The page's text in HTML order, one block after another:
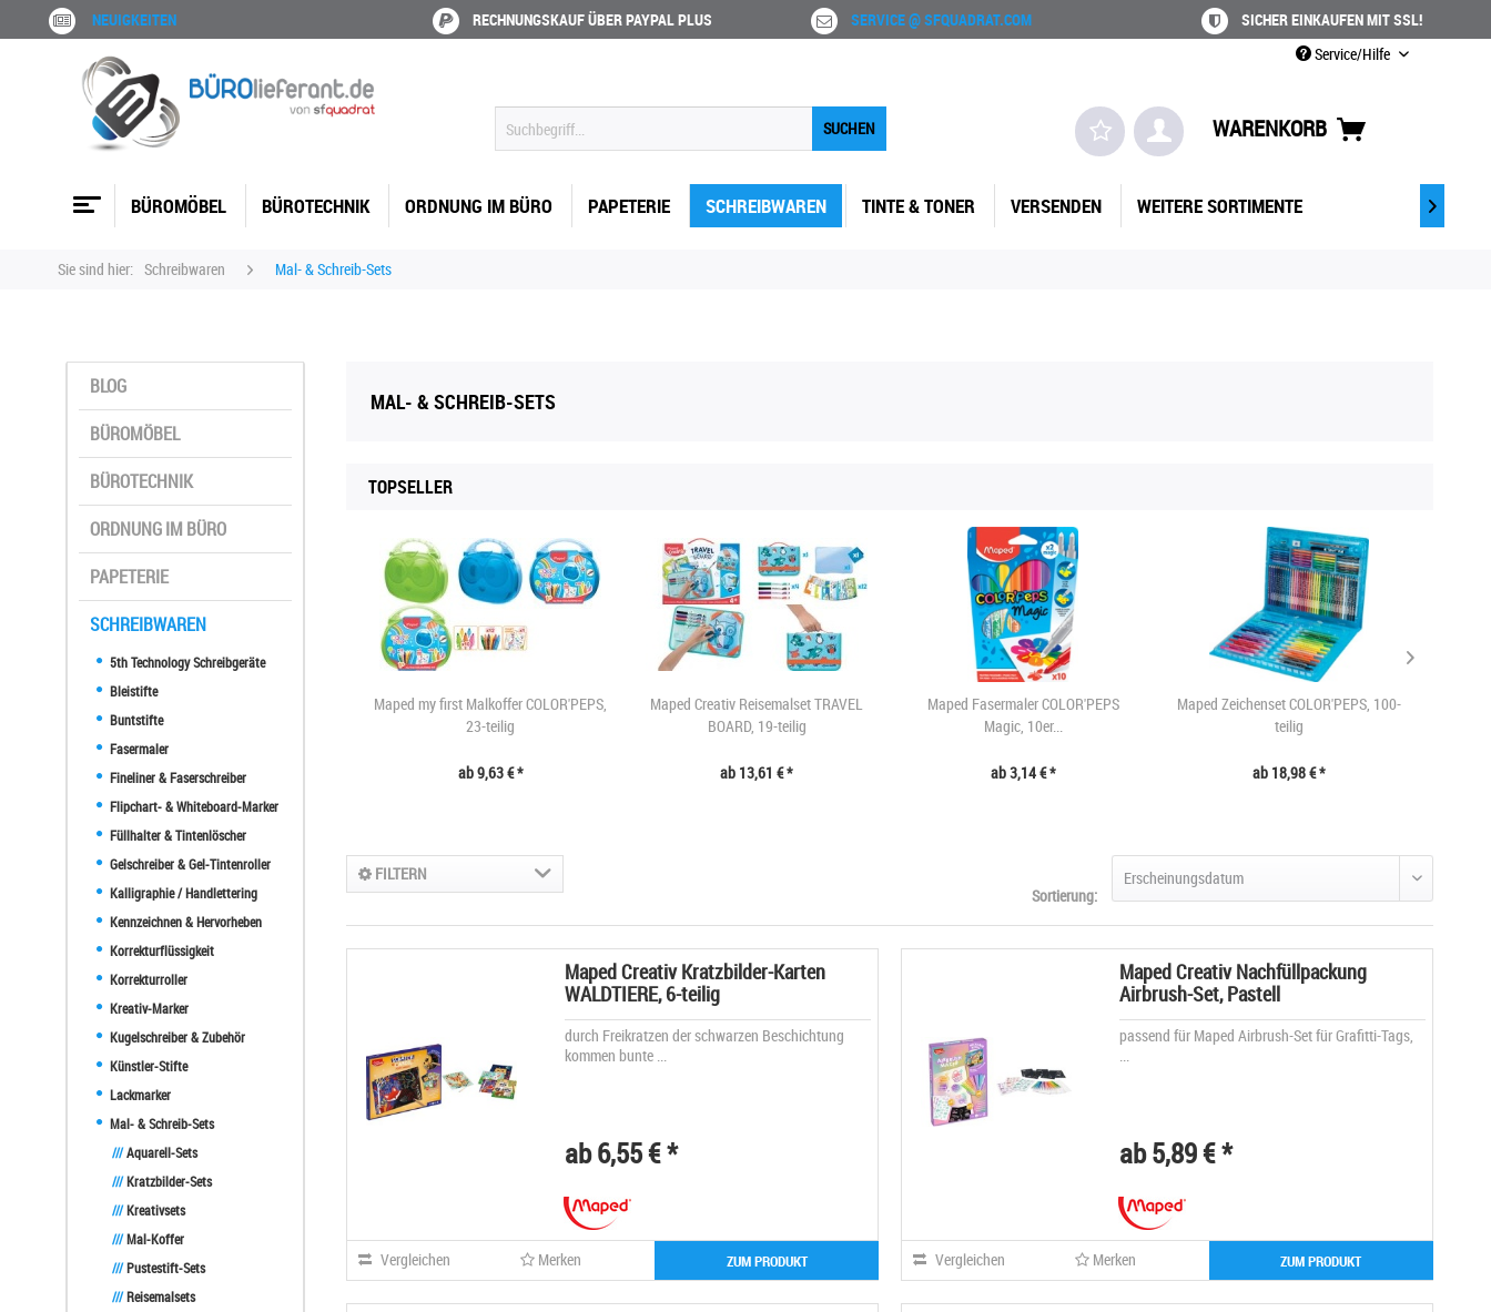
NEUIGKEITEN RECHNUNGSKAUF ÜBER PAYPAL PLUS SERVICE @ SFQUADRAT.COM
SICHER EINKAUFEN MIT SSL!
Service/Hilfe
SUCHEN WARENKORB
BÜROMÖBEL BÜROTECHNIK ORDNUNG IM BÜRO PAPETERIE SCHREIBWAREN TINTE & TONER VERSENDEN WEITERE SORTIMENTE 
Sie sind hier: Schreibwaren Mal- & Schreib-Sets
BLOG
BÜROMÖBEL
BÜROTECHNIK
ORDNUNG IM BÜRO
PAPETERIE
SCHREIBWAREN
5th Technology Schreibgeräte
Bleistifte
Buntstifte
Fasermaler
Fineliner & Faserschreiber
Flipchart- & Whiteboard-Marker
Füllhalter & Tintenlöscher
Gelschreiber & Gel-Tintenroller
Kalligraphie / Handlettering
Kennzeichnen & Hervorheben
Korrekturflüssigkeit
Korrekturroller
Kreativ-Marker
Kugelschreiber & Zubehör
Künstler-Stifte
Lackmarker
Mal- & Schreib-Sets
///Aquarell-Sets
///Kratzbilder-Sets
///Kreativsets
///Mal-Koffer
///Pustestift-Sets
///Reisemalsets
MAL- & SCHREIB-SETS
TOPSELLER
Maped my first Malkoffer COLOR'PEPS,
23-teilig
ab 9,63 € *
Maped Creativ Reisemalset TRAVEL
BOARD, 19-teilig
ab 13,61 € *
Maped Fasermaler COLOR'PEPS
Magic, 10er...
ab 3,14 € *
Maped Zeichenset COLOR'PEPS, 100-
teilig
ab 18,98 € *
FILTERN
Sortierung:
Maped Creativ Kratzbilder-Karten
WALDTIERE, 6-teilig
durch Freikratzen der schwarzen Beschichtung
kommen bunte ...
ab 6,55 € *
ZUM PRODUKT
Vergleichen Merken
Maped Creativ Nachfüllpackung
Airbrush-Set, Pastell
passend für Maped Airbrush-Set für Grafitti-Tags,
...
ab 5,89 € *
ZUM PRODUKT
Vergleichen Merken